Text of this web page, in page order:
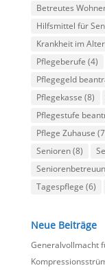
Betreutes
Hilfsmittel für
Krankheit im Alter
Pflegeberufe (4)
Pflegegeld
Pflegekasse (8)
Pflegestufe
Pflege Zuhause
Senioren(8)
Tagespflege (6)
Neue Beiträge
Generalvollmacht